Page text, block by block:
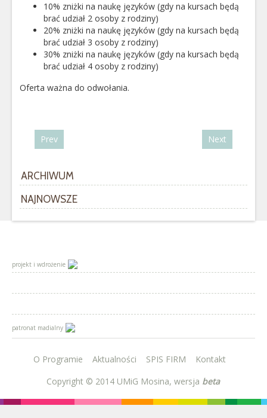
10% zniżki na naukę języków (gdy na kursach będą
brać udział 2 osoby z rodziny)
20% zniżki na naukę języków (gdy na kursach będą
brać udział 3 osoby z rodziny)
30% zniżki na naukę języków (gdy na kursach będą
brać udział 4 osoby z rodziny)
Oferta ważna do odwołania.
Prev Next
ARCHIWUM
NAJNOWSZE
projekt i wdrożenie
patronat madialny
O Programie Aktualności SPIS FIRM
Kontakt
Copyright © 2014 UMiG Mosina, wersja beta